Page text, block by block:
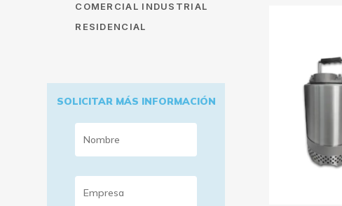
COMERCIAL INDUSTRIAL
RESIDENCIAL
SOLICITAR MÁS INFORMACIÓN